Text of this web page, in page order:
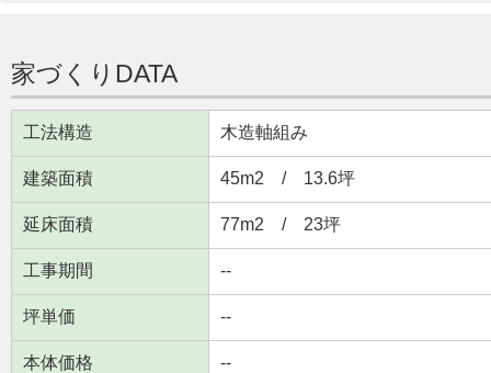
家づくりDATA
工法構造 木造軸組み
建築面積 45m2 / 13.6坪
延床面積 77m2 / 23坪
工事期間 --
坪単価 --
本体価格 --